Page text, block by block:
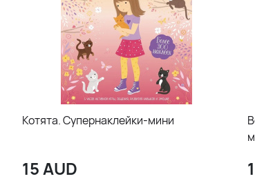
Котята. Супернаклейки-мини
15AUD